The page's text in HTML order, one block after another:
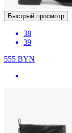
Быстрый просмотр
38
39
555 BYN